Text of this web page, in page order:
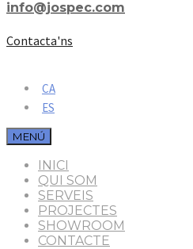
info@jospec.com
Contacta'ns
CA
ES
MENÚ
INICI
QUI SOM
SERVEIS
PROJECTES
SHOWROOM
CONTACTE